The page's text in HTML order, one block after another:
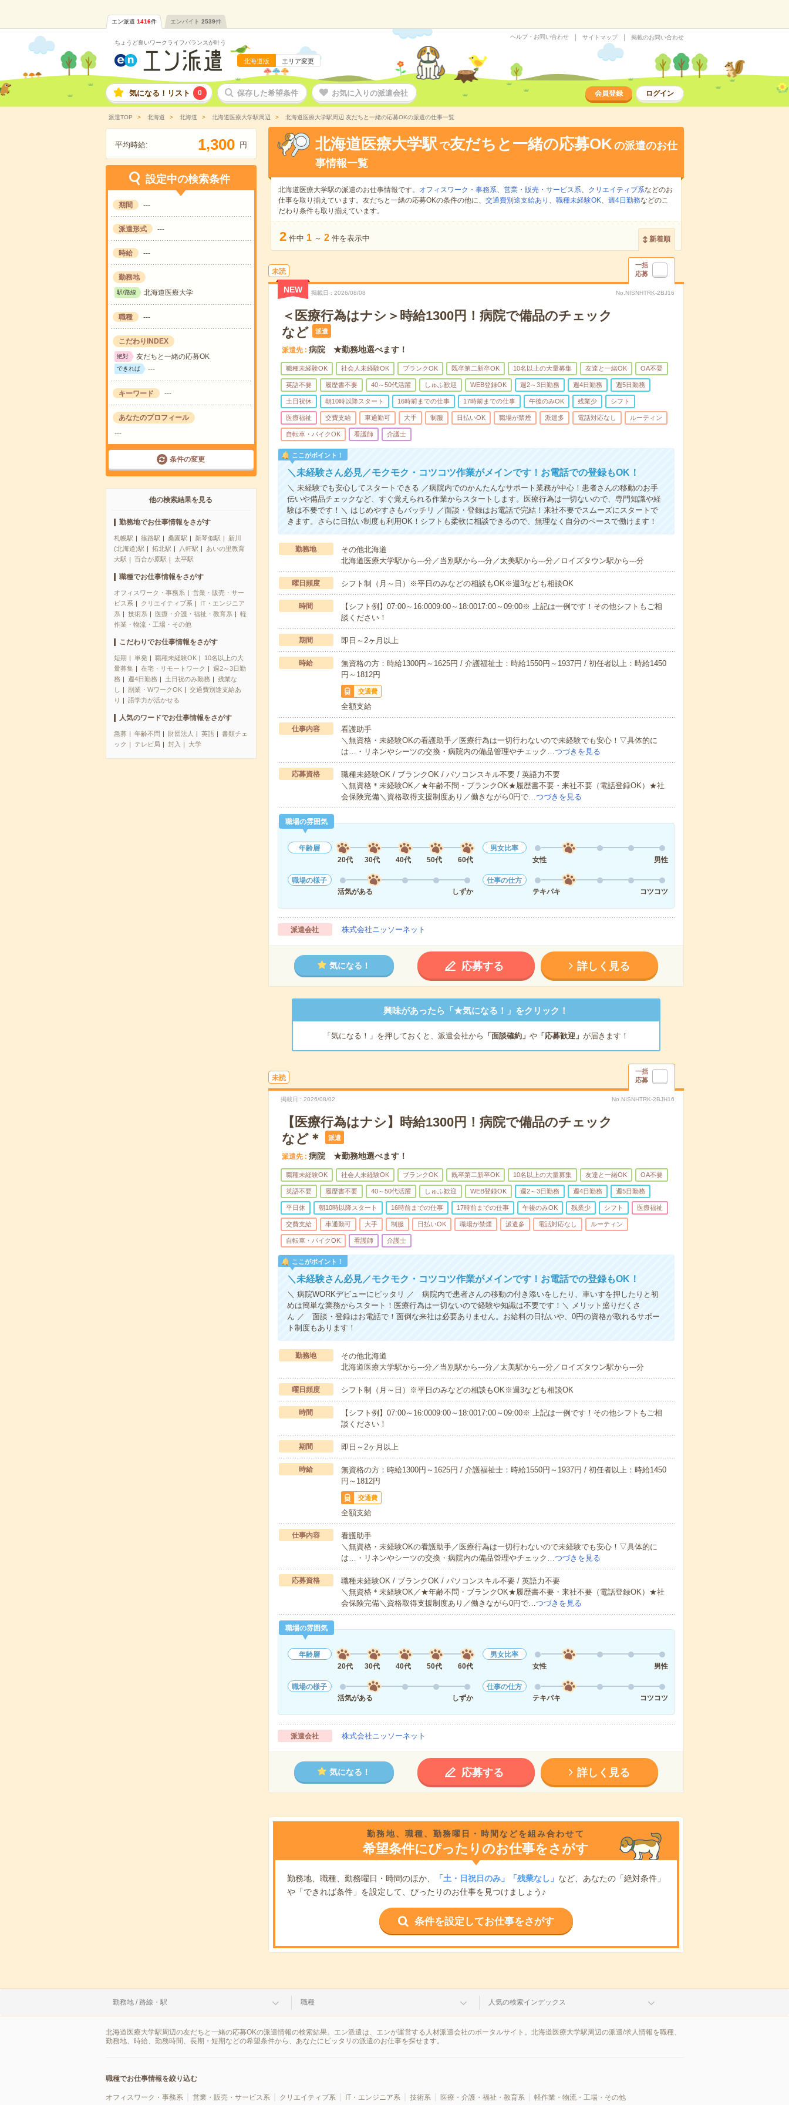
エン派遣 1416件 エンバイト 2539件
ちょうど良いワークライフバランスが叶う
北海道版 エリア変更
ヘルプ・お問い合わせ サイトマップ 掲載のお問い合わせ
気になる！リスト 0 保存した希望条件 お気に入りの派遣会社 会員登録 ログイン
派遣TOP 北海道 北海道 北海道医療大学駅周辺 北海道医療大学駅周辺 友だちと一緒の応募OKの派遣の仕事一覧
平均時給: 1,300 円
設定中の検索条件
期間 ---
派遣形式 ---
時給 ---
勤務地
駅/路線 北海道医療大学
職種 ---
こだわりINDEX
絶対 友だちと一緒の応募OK
できれば ---
キーワード ---
あなたのプロフィール
---
条件の変更
他の検索結果を見る
勤務地でお仕事情報をさがす
札幌駅 篠路駅 桑園駅 新琴似駅
新川
(北海道)駅
拓北駅 八軒駅
あいの里教育
大駅
百合が原駅 太平駅
職種でお仕事情報をさがす
オフィスワーク・事務系
営業・販売・サー
ビス系
クリエイティブ系
IT・エンジニア
系
技術系 医療・介護・福祉・教育系
軽
作業・物流・工場・その他
こだわりでお仕事情報をさがす
短期 単発 職種未経験OK
10名以上の大
量募集
在宅・リモートワーク
週2～3日勤
務
週4日勤務 土日祝のみ勤務
残業な
し
副業・WワークOK
交通費別途支給あ
り
語学力が活かせる
人気のワードでお仕事情報をさがす
急募 年齢不問 財団法人 英語
書類チェ
ック
テレビ局 封入 大学
北海道医療大学駅 で友だちと一緒の応募OKの派遣のお仕
事情報一覧
北海道医療大学駅の派遣のお仕事情報です。 オフィスワーク・事務系、 営業・販売・サービス系、 クリエイティブ系などのお
仕事を取り揃えています。友だちと一緒の応募OKの条件の他に、 交通費別途支給あり 、 職種未経験OK、 週4日勤務などのこ
だわり条件も取り揃えています。
2 件中 1 ～ 2 件を表示中 新着順
未読
一括
応募
NEW 掲載日 2026/08/08 No.NISNHTRK-2BJ16
＜医療行為はナシ＞時給1300円！病院で備品のチェック
など
派遣
派遣先 病院 ★勤務地選べます！
職種未経験OK 社会人未経験OK ブランクOK 既卒第二新卒OK 10名以上の大量募集 友達と一緒OK OA不要
英語不要 履歴書不要 40～50代活躍 しゅふ歓迎 WEB登録OK 週2～3日勤務 週4日勤務 週5日勤務
土日祝休 朝10時以降スタート 16時前までの仕事 17時前までの仕事 午後のみOK 残業少 シフト
医療福祉 交費支給 車通勤可 大手 制服 日払いOK 職場が禁煙 派遣多 電話対応なし ルーティン
自転車・バイクOK 看護師 介護士
ここがポイント！
＼未経験さん必見／モクモク・コツコツ作業がメインです！お電話での登録もOK！
＼ 未経験でも安心してスタートできる ／病院内でのかんたんなサポート業務が中心！患者さんの移動のお手
伝いや備品チェックなど、すぐ覚えられる作業からスタートします。医療行為は一切ないので、専門知識や経
験は不要です！＼ はじめやすさもバッチリ ／面談・登録はお電話で完結！来社不要でスムーズにスタートで
きます。さらに日払い制度も利用OK！シフトも柔軟に相談できるので、無理なく自分のペースで働けます！
勤務地
その他北海道
北海道医療大学駅から---分／当別駅から---分／太美駅から---分／ロイズタウン駅から---分
曜日頻度 シフト制（月～日）※平日のみなどの相談もOK※週3なども相談OK
時間
【シフト例】07:00～16:0009:00～18:0017:00～09:00※ 上記は一例です！その他シフトもご相
談ください！
期間 即日～2ヶ月以上
時給
無資格の方：時給1300円～1625円 / 介護福祉士：時給1550円～1937円 / 初任者以上：時給1450
円～1812円
交通費
全額支給
仕事内容
看護助手
＼無資格・未経験OKの看護助手／医療行為は一切行わないので未経験でも安心！▽具体的に
は…・リネンやシーツの交換・病院内の備品管理やチェック…つづきを見る
応募資格
職種未経験OK / ブランクOK / パソコンスキル不要 / 英語力不要
＼無資格＊未経験OK／★年齢不問・ブランクOK★履歴書不要・来社不要（電話登録OK）★社
会保険完備＼資格取得支援制度あり／働きながら0円で…つづきを見る
職場の雰囲気
年齢層
20代
30代 40代 50代 60代
男女比率
女性
男性
職場の様子
活気がある
しずか
仕事の仕方
テキパキ
コツコツ
派遣会社 株式会社ニッソーネット
気になる！ 応募する 詳しく見る
興味があったら「★気になる！」をクリック！
「気になる！」を押しておくと、派遣会社から 「面談確約」 や「応募歓迎」 が届きます！
未読
一括
応募
掲載日 2026/08/02 No.NISNHTRK-2BJH16
【医療行為はナシ】時給1300円！病院で備品のチェック
など＊
派遣
派遣先 病院 ★勤務地選べます！
職種未経験OK 社会人未経験OK ブランクOK 既卒第二新卒OK 10名以上の大量募集 友達と一緒OK OA不要
英語不要 履歴書不要 40～50代活躍 しゅふ歓迎 WEB登録OK 週2～3日勤務 週4日勤務 週5日勤務
平日休 朝10時以降スタート 16時前までの仕事 17時前までの仕事 午後のみOK 残業少 シフト 医療福祉
交費支給 車通勤可 大手 制服 日払いOK 職場が禁煙 派遣多 電話対応なし ルーティン
自転車・バイクOK 看護師 介護士
ここがポイント！
＼未経験さん必見／モクモク・コツコツ作業がメインです！お電話での登録もOK！
＼ 病院WORKデビューにピッタリ ／ 病院内で患者さんの移動の付き添いをしたり、車いすを押したりと初
めは簡単な業務からスタート！医療行為は一切ないので経験や知識は不要です！＼ メリット盛りだくさ
ん ／ 面談・登録はお電話で！面倒な来社は必要ありません。お給料の日払いや、0円の資格が取れるサポー
ト制度もあります！
勤務地
その他北海道
北海道医療大学駅から---分／当別駅から---分／太美駅から---分／ロイズタウン駅から---分
曜日頻度 シフト制（月～日）※平日のみなどの相談もOK※週3なども相談OK
時間
【シフト例】07:00～16:0009:00～18:0017:00～09:00※ 上記は一例です！その他シフトもご相
談ください！
期間 即日～2ヶ月以上
時給
無資格の方：時給1300円～1625円 / 介護福祉士：時給1550円～1937円 / 初任者以上：時給1450
円～1812円
交通費
全額支給
仕事内容
看護助手
＼無資格・未経験OKの看護助手／医療行為は一切行わないので未経験でも安心！▽具体的に
は…・リネンやシーツの交換・病院内の備品管理やチェック…つづきを見る
応募資格
職種未経験OK / ブランクOK / パソコンスキル不要 / 英語力不要
＼無資格＊未経験OK／★年齢不問・ブランクOK★履歴書不要・来社不要（電話登録OK）★社
会保険完備＼資格取得支援制度あり／働きながら0円で…つづきを見る
職場の雰囲気
年齢層
20代
30代 40代 50代 60代
男女比率
女性
男性
職場の様子
活気がある
しずか
仕事の仕方
テキパキ
コツコツ
派遣会社 株式会社ニッソーネット
気になる！ 応募する 詳しく見る
勤務地、職種、勤務曜日・時間などを組み合わせて
希望条件にぴったりのお仕事をさがす
勤務地、職種、勤務曜日・時間のほか、 「土・日祝日のみ」「残業なし」 など、あなたの「絶対条件」
や「できれば条件」を設定して、ぴったりのお仕事を見つけましょう♪
条件を設定してお仕事をさがす
勤務地 / 路線・駅 職種 人気の検索インデックス
北海道医療大学駅周辺の友だちと一緒の応募OKの派遣情報の検索結果。エン派遣は、エンが運営する人材派遣会社のポータルサイト。北海道医療大学駅周辺の派遣/求人情報を職種、
勤務地、時給、勤務時間、長期・短期などの希望条件から、あなたにピッタリの派遣のお仕事を探せます。
職種でお仕事情報を絞り込む
オフィスワーク・事務系 営業・販売・サービス系 クリエイティブ系 IT・エンジニア系 技術系 医療・介護・福祉・教育系 軽作業・物流・工場・その他